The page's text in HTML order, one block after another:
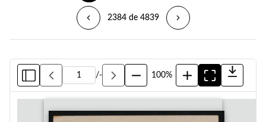
2384 de 4839
/- 100%